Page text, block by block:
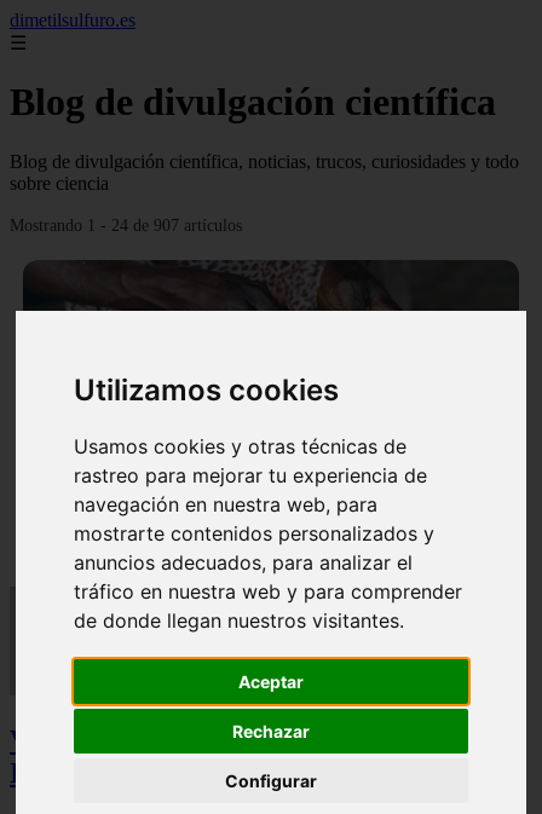
Utilizamos cookies
Usamos cookies y otras técnicas de
rastreo para mejorar tu experiencia de
navegación en nuestra web, para
mostrarte contenidos personalizados y
anuncios adecuados, para analizar el
tráfico en nuestra web y para comprender
de donde llegan nuestros visitantes.
Aceptar
Rechazar
Configurar
dimetilsulfuro.es
☰
Blog de divulgación científica
Blog de divulgación científica, noticias, trucos, curiosidades y todo
sobre ciencia
Mostrando 1 - 24 de 907 artículos
En África harán lo que parecía imposible: Utilizarán
moléculas de agua para cocinar sus alimentos
Video Advertencias desde la cúspide de la
IA: Hinton y el posible colapso social